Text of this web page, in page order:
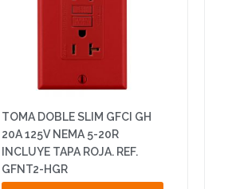
TOMA DOBLE SLIM GFCI GH
20A 125V NEMA 5-20R
INCLUYE TAPA ROJA. REF.
GFNT2-HGR